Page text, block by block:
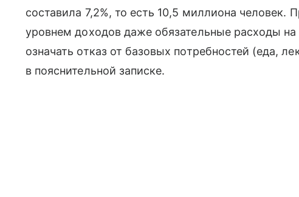
составила 7,2%, то есть 10,5 миллиона человек.
уровнем доходов даже обязательные расходы
означать отказ от базовых потребностей (еда,
в пояснительной записке.